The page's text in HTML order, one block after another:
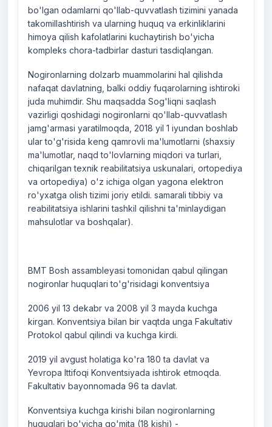
bo'lgan odamlarni qo'llab-quvvatlash tizimini yanada
takomillashtirish va ularning huquq va erkinliklarini
himoya qilish kafolatlarini kuchaytirish bo'yicha
kompleks chora-tadbirlar dasturi tasdiqlangan.
Nogironlarning dolzarb muammolarini hal qilishda
nafaqat davlatning, balki oddiy fuqarolarning ishtiroki
juda muhimdir. Shu maqsadda Sog'liqni saqlash
vazirligi qoshidagi nogironlarni qo'llab-quvvatlash
jamg'armasi yaratilmoqda, 2018 yil 1 iyundan boshlab
ular to'g'risida keng qamrovli ma'lumotlarni (shaxsiy
ma'lumotlar, naqd to'lovlarning miqdori va turlari,
chiqarilgan texnik reabilitatsiya uskunalari, ortopediya
va ortopediya) o'z ichiga olgan yagona elektron
ro'yxatga olish tizimi joriy etildi. samarali tibbiy va
reabilitatsiya ishlarini tashkil qilishni ta'minlaydigan
mahsulotlar va boshqalar).
BMT Bosh assambleyasi tomonidan qabul qilingan
nogironlar huquqlari to'g'risidagi konventsiya
2006 yil 13 dekabr va 2008 yil 3 mayda kuchga
kirgan. Konventsiya bilan bir vaqtda unga Fakultativ
Protokol qabul qilindi va kuchga kirdi.
2019 yil avgust holatiga ko'ra 180 ta davlat va
Yevropa Ittifoqi Konventsiyada ishtirok etmoqda.
Fakultativ bayonnomada 96 ta davlat.
Konventsiya kuchga kirishi bilan nogironlarning
huquqlari bo'yicha qo'mita (18 kishi) -